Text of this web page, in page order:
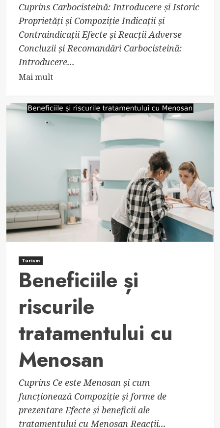
Cuprins Carbocisteină: Introducere și Istoric
Proprietăți și Compoziție Indicații și
Contraindicații Efecte și Reacții Adverse
Concluzii și Recomandări Carbocisteină:
Introducere...
Mai multRead
about
Carbocisteină:
Proprietăți
Medicină
Turism
Beneficiile și
riscurile
tratamentului cu
Menosan
Cuprins Ce este Menosan și cum
funcționează Compoziție și forme de
prezentare Efecte și beneficii ale
tratamentului cu Menosan Reacții...